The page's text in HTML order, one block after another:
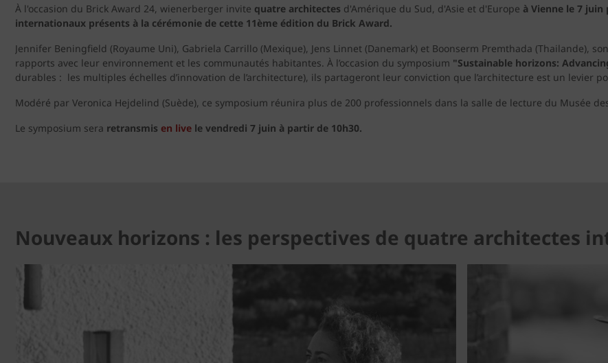
À l'occasion du Brick Award 24, wienerberger invite quatre architectes d'Amérique du Sud, d'Asie et d'Europe à Vienne le 7
internationaux présents à la cérémonie de cette 11ème édition du Brick Award.
Jennifer Beningfield (Royaume Uni), Gabriela Carrillo (Mexique), Jens Linnet (Danemark) et Boonserm Premthada (Thailande),
rapports avec leur environnement et les communautés habitantes. À l’occasion du symposium "Sustainable horizons:
durables : les multiples échelles d’innovation de l’architecture), ils partageront leur conviction que l’architecture est un levier
Modéré par Veronica Hejdelind (Suède), ce symposium réunira plus de 200 professionnels dans la salle de lecture du Musée
Le symposium sera retransmis en live le vendredi 7 juin à partir de 10h30.
Nouveaux horizons : les perspectives de quatre architectes